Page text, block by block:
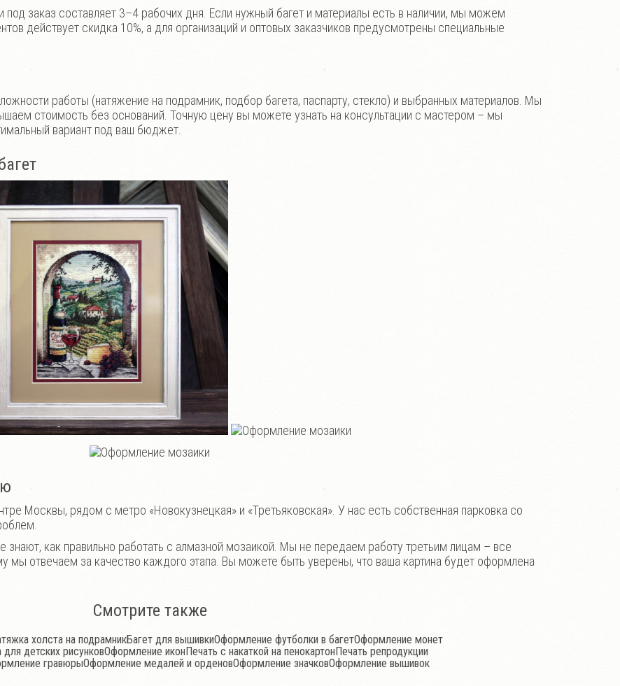
заказ составляет 3–4 рабочих дня. Если нужный багет и материалы есть в наличии, мы можем
действует скидка 10%, а для организаций и оптовых заказчиков предусмотрены специальные
работы (натяжение на подрамник, подбор багета, паспарту, стекло) и выбранных материалов. Мы
стоимость без оснований. Точную цену вы можете узнать на консультации с мастером – мы
вариант под ваш бюджет.
Москвы, рядом с метро «Новокузнецкая» и «Третьяковская». У нас есть собственная парковка со
как правильно работать с алмазной мозаикой. Мы не передаем работу третьим лицам – все
мы отвечаем за качество каждого этапа. Вы можете быть уверены, что ваша картина будет оформлена
Смотрите также
холста на подрамникБагет для вышивкиОформление футболки в багетОформление монет
детских рисунковОформление иконПечать с накаткой на пенокартонПечать репродукции
гравюрыОформление медалей и орденовОформление значковОформление вышивок